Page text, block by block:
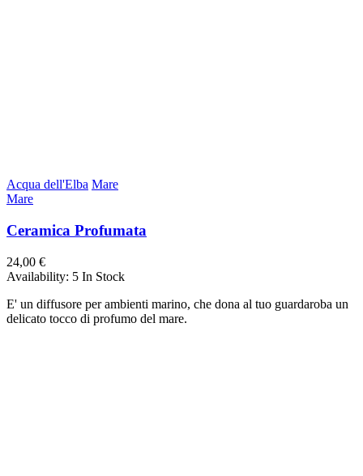
Acqua dell'Elba Mare
Mare
Ceramica Profumata
24,00 €
Availability: 5 In Stock
E' un diffusore per ambienti marino, che dona al tuo guardaroba un
delicato tocco di profumo del mare.